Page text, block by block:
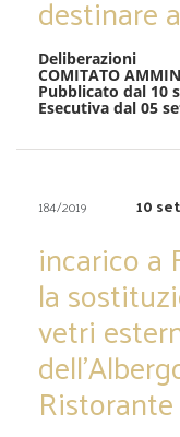
destinare
Deliberazioni
COMITATO
Pubblicato dal 10
Esecutiva dal 05
184/2019 10
incarico a
la
vetri